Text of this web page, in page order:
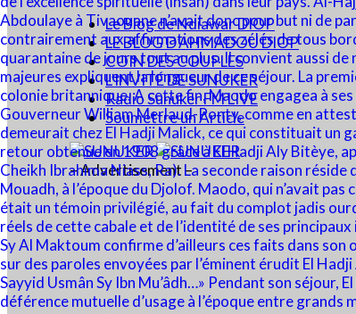
Le Blog de Ndiawar DIOP
LE BLOG D’AHMADOU DIOP
COIN DES COUPLES
L’INVITÉ DE SUNUKER
Radio Sunuker FM LIVE
Soumettre un Article
– Advertisement –